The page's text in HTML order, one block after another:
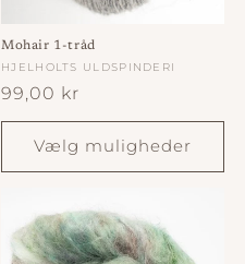
Mohair 1-tråd
Forhandler:
HJELHOLTS ULDSPINDERI
Normalpris
99,00 kr
Vælg muligheder